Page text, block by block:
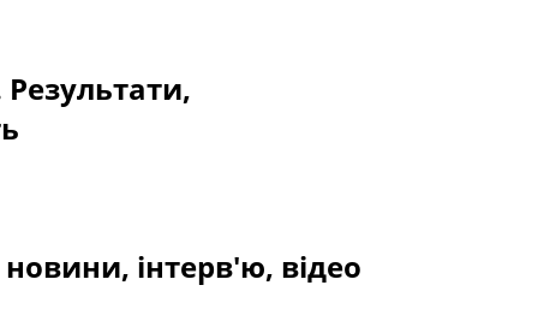
Результати,
інтерв'ю, відео